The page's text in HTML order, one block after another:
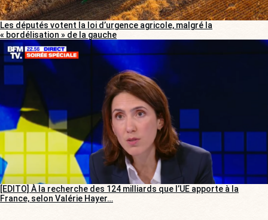
Les députés votent la loi d’urgence agricole, malgré la
« bordélisation » de la gauche
[EDITO] À la recherche des 124 milliards que l’UE apporte à la
France, selon Valérie Hayer…